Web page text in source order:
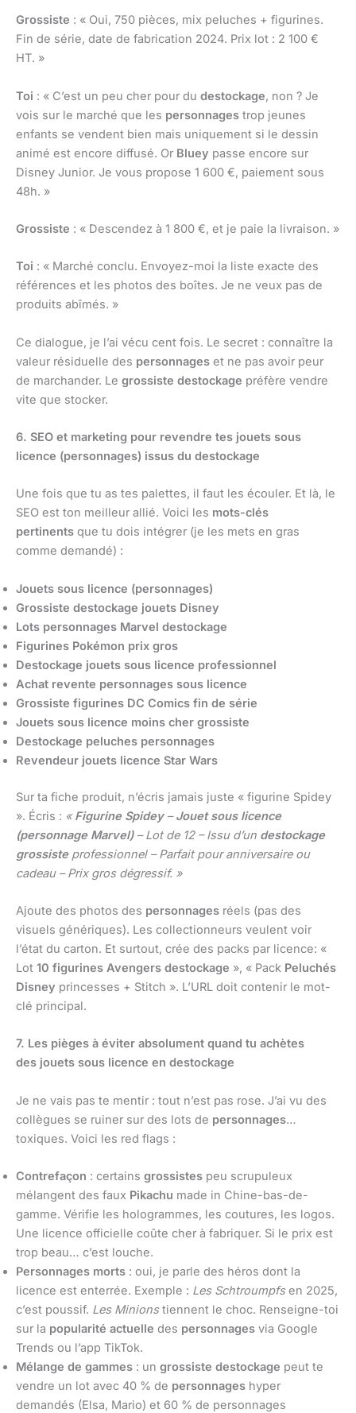
Grossiste : « Oui, 750 pièces, mix peluches + figurines.
Fin de série, date de fabrication 2024. Prix lot : 2 100 €
HT. »
Toi : « C’est un peu cher pour du destockage, non ? Je
vois sur le marché que les personnages trop jeunes
enfants se vendent bien mais uniquement si le dessin
animé est encore diffusé. Or Bluey passe encore sur
Disney Junior. Je vous propose 1 600 €, paiement sous
48h. »
Grossiste : « Descendez à 1 800 €, et je paie la livraison. »
Toi : « Marché conclu. Envoyez-moi la liste exacte des
références et les photos des boîtes. Je ne veux pas de
produits abîmés. »
Ce dialogue, je l’ai vécu cent fois. Le secret : connaître la
valeur résiduelle des personnages et ne pas avoir peur
de marchander. Le grossiste destockage préfère vendre
vite que stocker.
6. SEO et marketing pour revendre tes jouets sous
licence (personnages) issus du destockage
Une fois que tu as tes palettes, il faut les écouler. Et là, le
SEO est ton meilleur allié. Voici les mots-clés
pertinents que tu dois intégrer (je les mets en gras
comme demandé) :
Jouets sous licence (personnages)
Grossiste destockage jouets Disney
Lots personnages Marvel destockage
Figurines Pokémon prix gros
Destockage jouets sous licence professionnel
Achat revente personnages sous licence
Grossiste figurines DC Comics fin de série
Jouets sous licence moins cher grossiste
Destockage peluches personnages
Revendeur jouets licence Star Wars
Sur ta fiche produit, n’écris jamais juste « figurine Spidey
». Écris : «Figurine Spidey–Jouet sous licence
(personnage Marvel)– Lot de 12 – Issu d’un destockage
grossisteprofessionnel – Parfait pour anniversaire ou
cadeau – Prix gros dégressif. »
Ajoute des photos des personnages réels (pas des
visuels génériques). Les collectionneurs veulent voir
l’état du carton. Et surtout, crée des packs par licence: «
Lot 10 figurines Avengers destockage », « Pack Peluchés
Disney princesses + Stitch ». L’URL doit contenir le mot-
clé principal.
7. Les pièges à éviter absolument quand tu achètes
des jouets sous licence en destockage
Je ne vais pas te mentir : tout n’est pas rose. J’ai vu des
collègues se ruiner sur des lots de personnages…
toxiques. Voici les red flags :
Contrefaçon : certains grossistes peu scrupuleux
mélangent des faux Pikachu made in Chine-bas-de-
gamme. Vérifie les hologrammes, les coutures, les logos.
Une licence officielle coûte cher à fabriquer. Si le prix est
trop beau… c’est louche.
Personnages morts : oui, je parle des héros dont la
licence est enterrée. Exemple : Les Schtroumpfsen 2025,
c’est poussif. Les Minionstiennent le choc. Renseigne-toi
sur la popularité actuelle des personnages via Google
Trends ou l’app TikTok.
Mélange de gammes : un grossiste destockage peut te
vendre un lot avec 40 % de personnages hyper
demandés (Elsa, Mario) et 60 % de personnages